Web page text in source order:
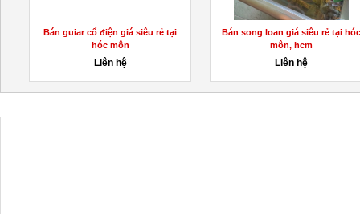
Bán trống cazon giá siêu rẻ tại
hóc môn
Liên hệ
Bán đàn ukulele giá rẻ tại hóc
môn - guitar tấn...
Liên hệ